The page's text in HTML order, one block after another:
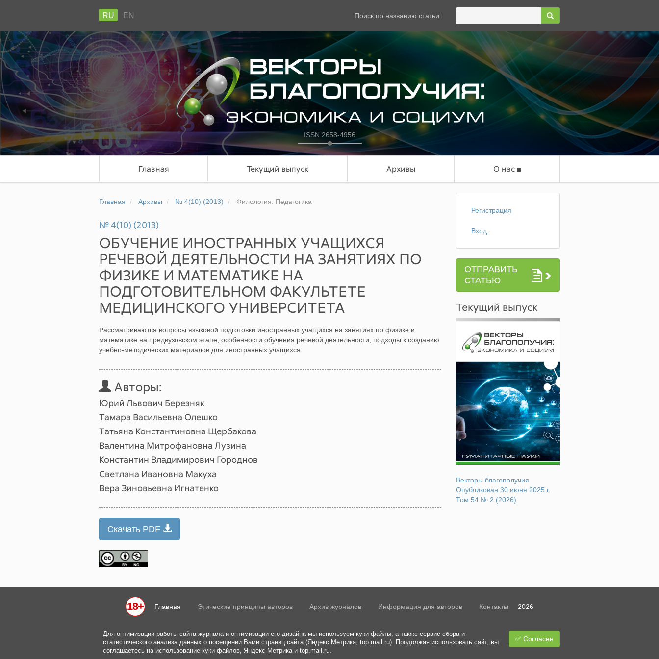
RU EN Поиск по названию статьи:
ISSN 2658-4956
Главная Текущий выпуск Архивы О нас
Главная Архивы № 4(10) (2013) Филология. Педагогика
№ 4(10) (2013)
ОБУЧЕНИЕ ИНОСТРАННЫХ УЧАЩИХСЯ
РЕЧЕВОЙ ДЕЯТЕЛЬНОСТИ НА ЗАНЯТИЯХ ПО
ФИЗИКЕ И МАТЕМАТИКЕ НА
ПОДГОТОВИТЕЛЬНОМ ФАКУЛЬТЕТЕ
МЕДИЦИНСКОГО УНИВЕРСИТЕТА
Рассматриваются вопросы языковой подготовки иностранных учащихся на занятиях по физике и
математике на предвузовском этапе, особенности обучения речевой деятельности, подходы к созданию
учебно-методических материалов для иностранных учащихся.
Авторы:
Юрий Львович Березняк
Тамара Васильевна Олешко
Татьяна Константиновна Щербакова
Валентина Митрофановна Лузина
Константин Владимирович Городнов
Светлана Ивановна Макуха
Вера Зиновьевна Игнатенко
Скачать PDF
Регистрация
Вход
ОТПРАВИТЬ
СТАТЬЮ
Текущий выпуск
Векторы благополучия
Опубликован 30 июня 2025 г.
Том 54 № 2 (2026)
18+ Главная Этические принципы авторов Архив журналов Информация для авторов Контакты 2026
Для оптимизации работы сайта журнала и оптимизации его дизайна мы используем куки-файлы, а также сервис сбора и
статистического анализа данных о посещении Вами страниц сайта (Яндекс Метрика, top.mail.ru). Продолжая использовать сайт, вы
соглашаетесь на использование куки-файлов, Яндекс Метрика и top.mail.ru.
✅ Согласен